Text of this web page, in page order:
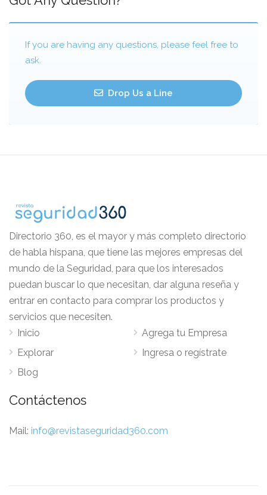
If you are having any questions, please feel free to
ask.
Drop Us a Line
Directorio 360, es el mayor y más completo directorio
de habla hispana, que tiene las mejores empresas del
mundo de la Seguridad, para que los interesados
puedan buscar lo que necesitan, dar alguna reseña y
entrar en contacto para comprar los productos y
servicios que necesiten.
Inicio
Explorar
Blog
Agrega tu Empresa
Ingresa o regístrate
Contáctenos
Mail: info@revistaseguridad360.com